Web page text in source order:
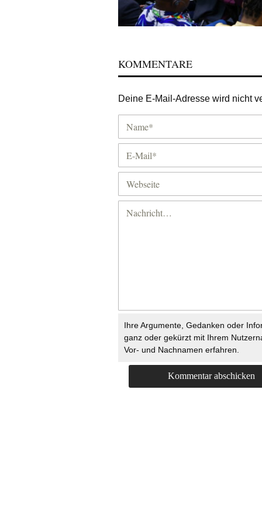
KOMMENTARE
Deine E-Mail-Adresse wird nicht
Ihre Argumente, Gedanken oder
ganz oder gekürzt mit Ihrem
Vor- und Nachnamen erfahren.